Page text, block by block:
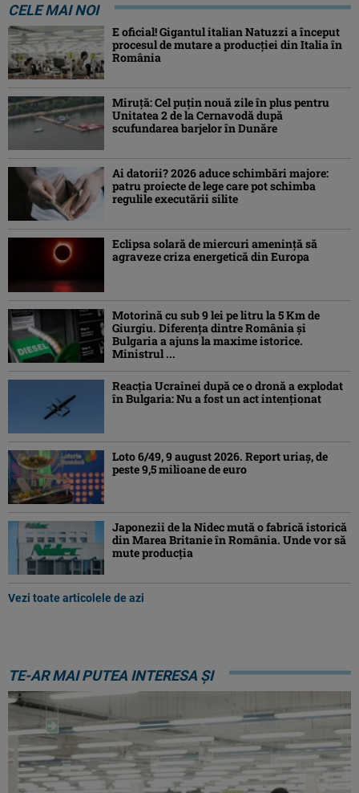
CELE MAI NOI
E oficial! Gigantul italian Natuzzi a început
procesul de mutare a producției din Italia în
România
Miruță: Cel puțin nouă zile în plus pentru
Unitatea 2 de la Cernavodă după
scufundarea barjelor în Dunăre
Ai datorii? 2026 aduce schimbări majore:
patru proiecte de lege care pot schimba
regulile executării silite
Eclipsa solară de miercuri ameninţă să
agraveze criza energetică din Europa
Motorină cu sub 9 lei pe litru la 5 Km de
Giurgiu. Diferența dintre România și
Bulgaria a ajuns la maxime istorice.
Ministrul ...
Reacția Ucrainei după ce o dronă a explodat
în Bulgaria: Nu a fost un act intenționat
Loto 6/49, 9 august 2026. Report uriaș, de
peste 9,5 milioane de euro
Japonezii de la Nidec mută o fabrică istorică
din Marea Britanie în România. Unde vor să
mute producția
Vezi toate articolele de azi
TE-AR MAI PUTEA INTERESA ȘI